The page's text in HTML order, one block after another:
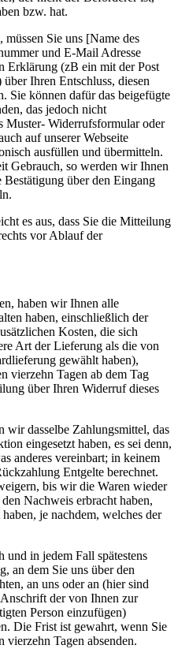
bzw. hat.
Sie uns [Name des
und E-Mail Adresse
Erklärung (zB ein mit der Post
Ihren Entschluss, diesen
Sie können dafür das beigefügte
das jedoch nicht
Muster- Widerrufsformular oder
auf unserer Webseite
ausfüllen und übermitteln.
Gebrauch, so werden wir Ihnen
über den Eingang
es aus, dass Sie die Mitteilung
vor Ablauf der
haben wir Ihnen alle
haben, einschließlich der
Kosten, die sich
Art der Lieferung als die von
gewählt haben),
vierzehn Tagen ab dem Tag
über Ihren Widerruf dieses
wir dasselbe Zahlungsmittel, das
eingesetzt haben, es sei denn,
anderes vereinbart; in keinem
Entgelte berechnet.
bis wir die Waren wieder
Nachweis erbracht haben,
je nachdem, welches der
und in jedem Fall spätestens
an dem Sie uns über den
an uns oder an (hier sind
der von Ihnen zur
Person einzufügen)
Die Frist ist gewahrt, wenn Sie
Tagen absenden.